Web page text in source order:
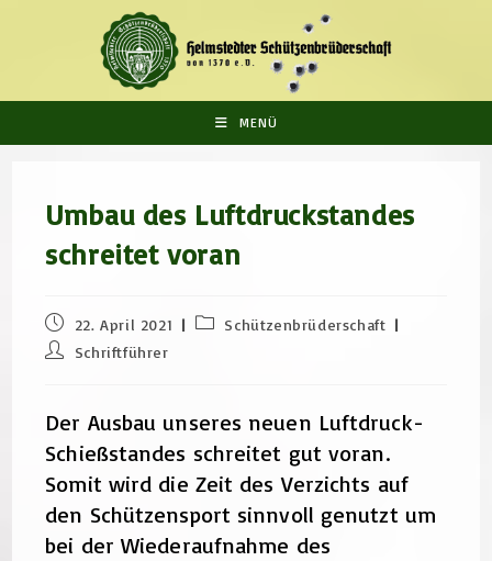
MENÜ
Umbau des Luftdruckstandes
schreitet voran
Beitrag
veröffentlicht:
22. April 2021
Beitrags-
Schützenbrüderschaft
Beitrags-
Schriftführer
Der Ausbau unseres neuen Luftdruck-
Schießstandes schreitet gut voran.
Somit wird die Zeit des Verzichts auf
den Schützensport sinnvoll genutzt um
bei der Wiederaufnahme des